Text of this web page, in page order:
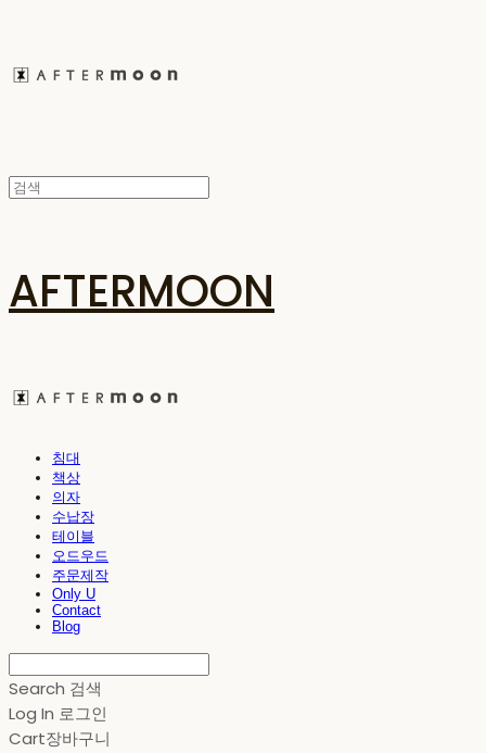
AFTERMOON
침대
책상
의자
수납장
테이블
오드우드
주문제작
Only U
Contact
Blog
Search 검색
Log In 로그인
Cart장바구니